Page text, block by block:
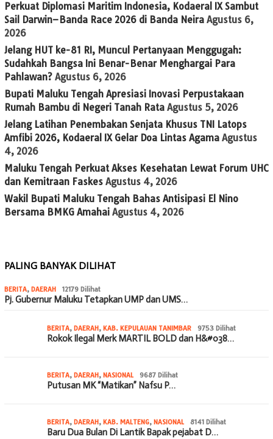
Perkuat Diplomasi Maritim Indonesia, Kodaeral IX Sambut
Sail Darwin–Banda Race 2026 di Banda Neira Agustus 6,
2026
Jelang HUT ke-81 RI, Muncul Pertanyaan Menggugah:
Sudahkah Bangsa Ini Benar-Benar Menghargai Para
Pahlawan? Agustus 6, 2026
Bupati Maluku Tengah Apresiasi Inovasi Perpustakaan
Rumah Bambu di Negeri Tanah Rata Agustus 5, 2026
Jelang Latihan Penembakan Senjata Khusus TNI Latops
Amfibi 2026, Kodaeral IX Gelar Doa Lintas Agama Agustus
4, 2026
Maluku Tengah Perkuat Akses Kesehatan Lewat Forum UHC
dan Kemitraan Faskes Agustus 4, 2026
Wakil Bupati Maluku Tengah Bahas Antisipasi El Nino
Bersama BMKG Amahai Agustus 4, 2026
PALING BANYAK DILIHAT
BERITA, DAERAH 12179 Dilihat
Pj. Gubernur Maluku Tetapkan UMP dan UMS…
BERITA, DAERAH, KAB. KEPULAUAN TANIMBAR 9753 Dilihat
Rokok Ilegal Merk MARTIL BOLD dan H&#038…
BERITA, DAERAH, NASIONAL 9687 Dilihat
Putusan MK “Matikan” Nafsu P…
BERITA, DAERAH, KAB. MALTENG, NASIONAL 8141 Dilihat
Baru Dua Bulan Di Lantik Bapak pejabat D…